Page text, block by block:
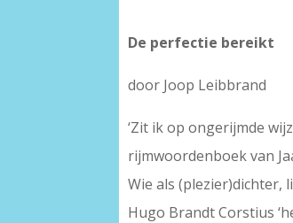
De perfectie bereikt
door Joop Leibbrand
‘Zit ik op ongerijmde
rijmwoordenboek van
Wie als
Hugo Brandt Corstius